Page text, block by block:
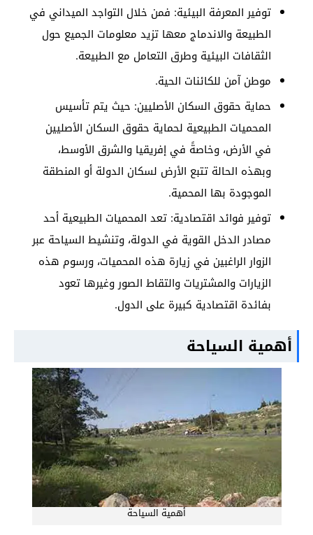
توفير المعرفة البيئية: فمن خلال التواجد الميداني في
الطبيعة والاندماج معها تزيد معلومات الجميع حول
الثقافات البيئية وطرق التعامل مع الطبيعة.
موطن آمن للكائنات الحية.
حماية حقوق السكان الأصليين: حيث يتم تأسيس
المحميات الطبيعية لحماية حقوق السكان الأصليين
في الأرض، وخاصةً في إفريقيا والشرق الأوسط،
وبهذه الحالة تتبع الأرض لسكان الدولة أو المنطقة
الموجودة بها المحمية.
توفير فوائد اقتصادية: تعد المحميات الطبيعية أحد
مصادر الدخل القوية في الدولة، وتنشيط السياحة عبر
الزوار الراغبين في زيارة هذه المحميات، ورسوم هذه
الزيارات والمشتريات والتقاط الصور وغيرها تعود
بفائدة اقتصادية كبيرة على الدول.
أهمية السياحة
أهمية السياحة